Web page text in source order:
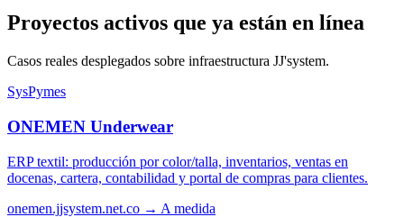
Proyectos activos que ya están en línea
Casos reales desplegados sobre infraestructura JJ'system.
SysPymes
ONEMEN Underwear
ERP textil: producción por color/talla, inventarios, ventas en
docenas, cartera, contabilidad y portal de compras para clientes.
onemen.jjsystem.net.co → A medida